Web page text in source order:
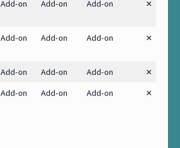
Add-on Add-on Add-on ✕
Add-on Add-on Add-on ✕
Add-on Add-on Add-on
✕
Add-on Add-on Add-on ✕